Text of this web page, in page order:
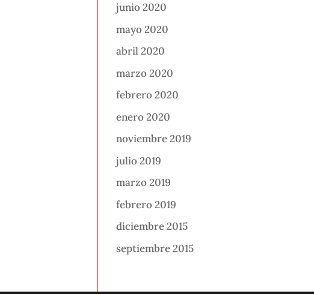
junio 2020
mayo 2020
abril 2020
marzo 2020
febrero 2020
enero 2020
noviembre 2019
julio 2019
marzo 2019
febrero 2019
diciembre 2015
septiembre 2015